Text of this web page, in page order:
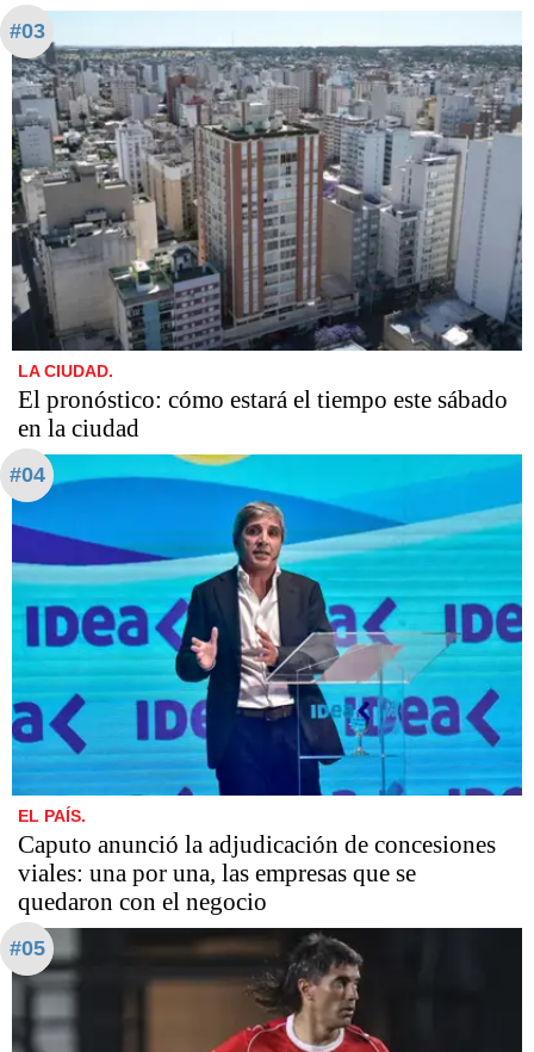
#03
LA CIUDAD.
El pronóstico: cómo estará el tiempo este sábado
en la ciudad
#04
EL PAÍS.
Caputo anunció la adjudicación de concesiones
viales: una por una, las empresas que se
quedaron con el negocio
#05